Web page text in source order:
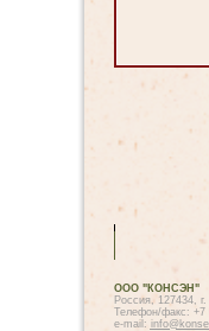
ООО "КОНСЭН"
Россия, 127434,
Телефон/факс: +7
e-mail: